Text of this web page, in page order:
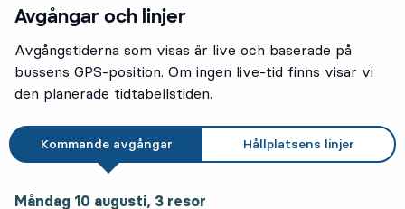
Avgångar och linjer
Avgångstiderna som visas är live och baserade på
bussens GPS-position. Om ingen live-tid finns visar vi
den planerade tidtabellstiden.
Kommande avgångar Hållplatsens linjer
Måndag 10 augusti, 3 resor